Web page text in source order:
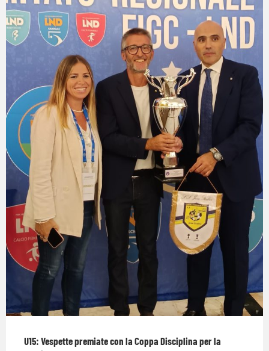
U15: Vespette premiate con la Coppa Disciplina per la